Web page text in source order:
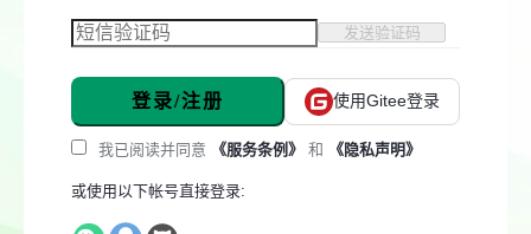
发送验证码
登录/注册 使用Gitee登录
我已阅读并同意 《服务条例》 和 《隐私声明》
或使用以下帐号直接登录: